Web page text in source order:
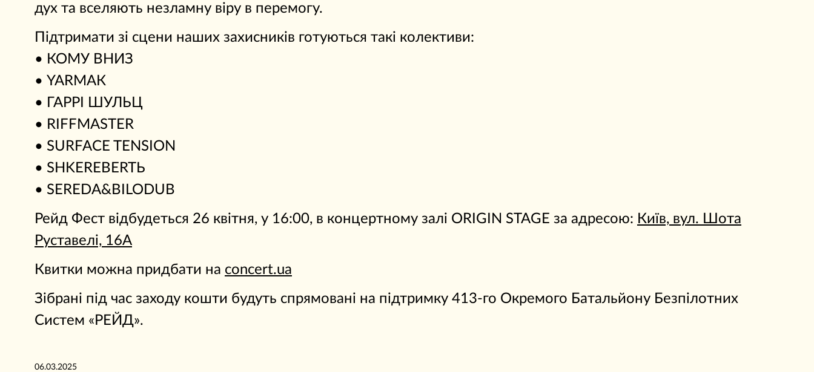
дух та вселяють незламну віру в перемогу.
Підтримати зі сцени наших захисників готуються такі колективи:
• КОМУ ВНИЗ
• YARMAК
• ГАРРІ ШУЛЬЦ
• RIFFMASTER
• SURFACE TENSION
• SHKEREBERTЬ
• SEREDA&BILODUB
Рейд Фест відбудеться 26 квітня, у 16:00, в концертному залі ORIGIN STAGE за адресою: Київ, вул. Шота
Руставелі, 16А
Квитки можна придбати на concert.ua
Зібрані під час заходу кошти будуть спрямовані на підтримку 413-го Окремого Батальйону Безпілотних
Систем «РЕЙД».
06.03.2025